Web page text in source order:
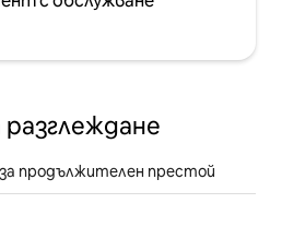
продължителен престой